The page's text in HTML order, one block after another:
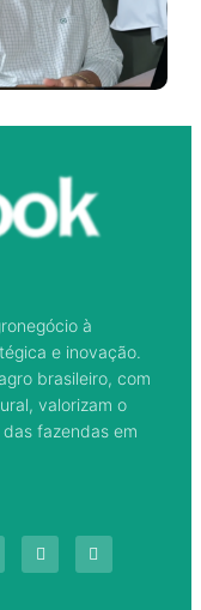
à
e inovação.
brasileiro, com
valorizam o
fazendas em